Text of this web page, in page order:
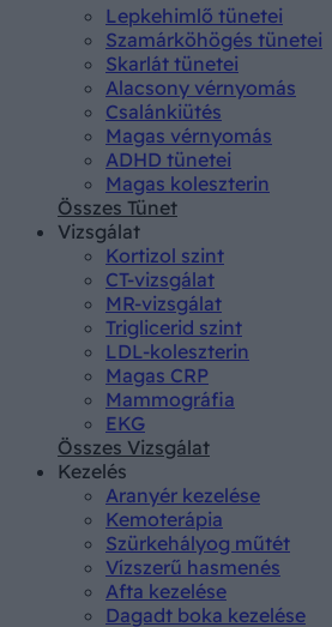
Lepkehimlő tünetei
Szamárköhögés tünetei
Skarlát tünetei
Alacsony vérnyomás
Csalánkiütés
Magas vérnyomás
ADHD tünetei
Magas koleszterin
Összes Tünet
Vizsgálat
Kortizol szint
CT-vizsgálat
MR-vizsgálat
Triglicerid szint
LDL-koleszterin
Magas CRP
Mammográfia
EKG
Összes Vizsgálat
Kezelés
Aranyér kezelése
Kemoterápia
Szürkehályog műtét
Vízszerű hasmenés
Afta kezelése
Dagadt boka kezelése